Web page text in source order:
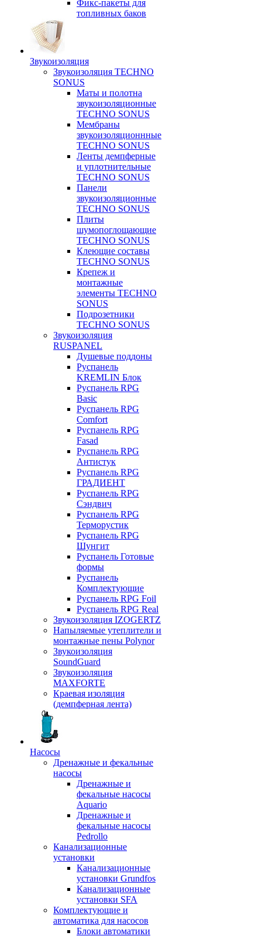
Фикс-пакеты для
топливных баков
Звукоизоляция
Звукоизоляция TECHNO
SONUS
Маты и полотна
звукоизоляционные
TECHNO SONUS
Мембраны
звукоизоляционнные
TECHNO SONUS
Ленты демпферные
и уплотнительные
TECHNO SONUS
Панели
звукоизоляционные
TECHNO SONUS
Плиты
шумопоглощающие
TECHNO SONUS
Клеющие составы
TECHNO SONUS
Крепеж и
монтажные
элементы TECHNO
SONUS
Подрозетники
TECHNO SONUS
Звукоизоляция
RUSPANEL
Душевые поддоны
Руспанель
KREMLIN Блок
Руспанель RPG
Basic
Руспанель RPG
Comfort
Руспанель RPG
Fasad
Руспанель RPG
Антистук
Руспанель RPG
ГРАДИЕНТ
Руспанель RPG
Сэндвич
Руспанель RPG
Терморустик
Руспанель RPG
Шунгит
Руспанель Готовые
формы
Руспанель
Комплектующие
Руспанель RPG Foil
Руспанель RPG Real
Звукоизоляция IZOGERTZ
Напыляемые утеплители и
монтажные пены Polynor
Звукоизоляция
SoundGuard
Звукоизоляция
MAXFORTE
Краевая изоляция
(демпферная лента)
Насосы
Дренажные и фекальные
насосы
Дренажные и
фекальные насосы
Aquario
Дренажные и
фекальные насосы
Pedrollo
Канализационные
установки
Канализационные
установки Grundfos
Канализационные
установки SFA
Комплектующие и
автоматика для насосов
Блоки автоматики